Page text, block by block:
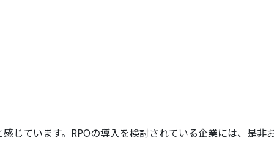
じています。RPOの導入を検討されている企業には、是非